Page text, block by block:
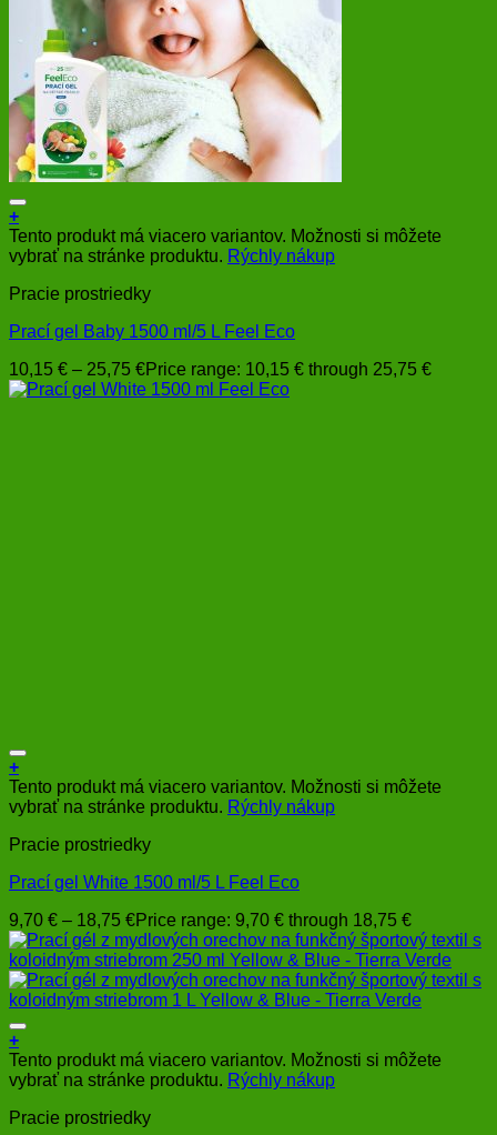
+
Tento produkt má viacero variantov. Možnosti si môžete
vybrať na stránke produktu. Rýchly nákup
Pracie prostriedky
Prací gel Baby 1500 ml/5 L Feel Eco
10,15 € – 25,75 €Price range: 10,15 € through 25,75 €
+
Tento produkt má viacero variantov. Možnosti si môžete
vybrať na stránke produktu. Rýchly nákup
Pracie prostriedky
Prací gel White 1500 ml/5 L Feel Eco
9,70 € – 18,75 €Price range: 9,70 € through 18,75 €
+
Tento produkt má viacero variantov. Možnosti si môžete
vybrať na stránke produktu. Rýchly nákup
Pracie prostriedky